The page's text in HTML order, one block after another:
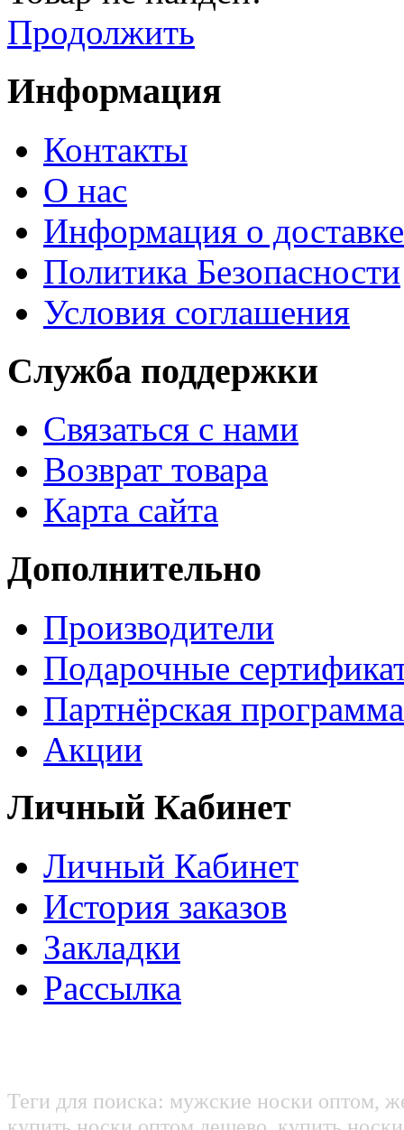
Продолжить
Информация
Контакты
О нас
Информация о доставке
Политика Безопасности
Условия соглашения
Служба поддержки
Связаться с нами
Возврат товара
Карта сайта
Дополнительно
Производители
Подарочные
Партнёрская программа
Акции
Личный Кабинет
Личный Кабинет
История заказов
Закладки
Рассылка
Теги для поиска: мужские носки оптом,